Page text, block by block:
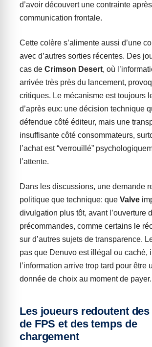
d’avoir découvert une contrainte
communication frontale.
Cette colère s’alimente aussi d’une
avec d’autres sorties récentes. Des
cas de Crimson Desert, où
arrivée très près du lancement,
critiques. Le mécanisme est toujours
d’après eux: une décision technique
défendue côté éditeur, mais une
insuffisante côté consommateurs,
l’achat est “verrouillé”
l’attente.
Dans les discussions, une demande
politique que technique: que Valve
divulgation plus tôt, avant l’ouverture
précommandes, comme certains le
sur d’autres sujets de transparence.
pas que Denuvo est illégal ou caché,
l’information arrive trop tard pour être
donnée de choix au moment de payer.
Les joueurs redoutent
de FPS et des temps de
chargement